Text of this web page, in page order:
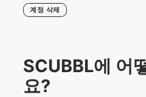
계정 삭제
SCUBBL에 어
요?